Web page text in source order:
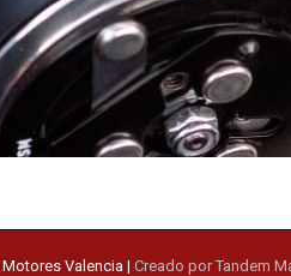
Motores Valencia | Creado por Tandem